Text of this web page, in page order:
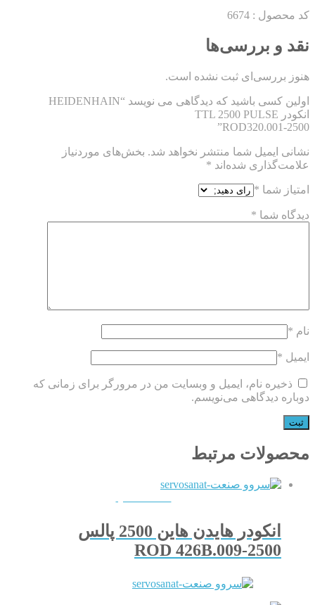
کد محصول : 6674
نقد و بررسی‌ها
هنوز بررسی‌ای ثبت نشده است.
اولین کسی باشید که دیدگاهی می نویسد “HEIDENHAIN
انکودر TTL 2500 PULSE
ROD320.001-2500”
نشانی ایمیل شما منتشر نخواهد شد. بخش‌های موردنیاز
علامت‌گذاری شده‌اند *
امتیاز شما *
دیدگاه شما *
نام *
ایمیل *
ذخیره نام، ایمیل و وبسایت من در مرورگر برای زمانی که
دوباره دیدگاهی می‌نویسم.
محصولات مرتبط
انکودر هایدن هاین 2500 پالس
ROD 426B.009-2500